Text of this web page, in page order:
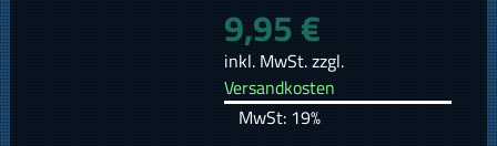
9,95 €
inkl. MwSt. zzgl.
Versandkosten
MwSt: 19%